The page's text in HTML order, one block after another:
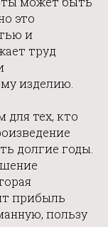
это
и
труд
изделию.
тех, кто
долгие годы.
прибыль
пользу